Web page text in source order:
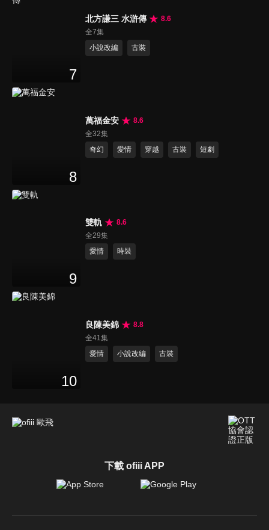
7
北方謙三 水滸傳
8.6
全7集
小說改編
古裝
8
萬福金安
8.6
全32集
奇幻
愛情 穿越 古裝 短劇
9
雙軌
8.6
全29集
愛情
時裝
10
良陳美錦
8.8
全41集
愛情
小說改編 古裝
下載 ofiii APP